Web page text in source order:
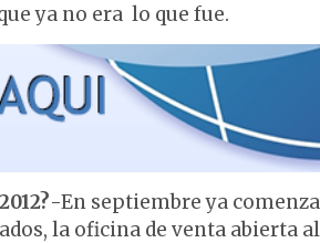
ya no era lo que fue.
-En septiembre ya
la oficina de venta abierta